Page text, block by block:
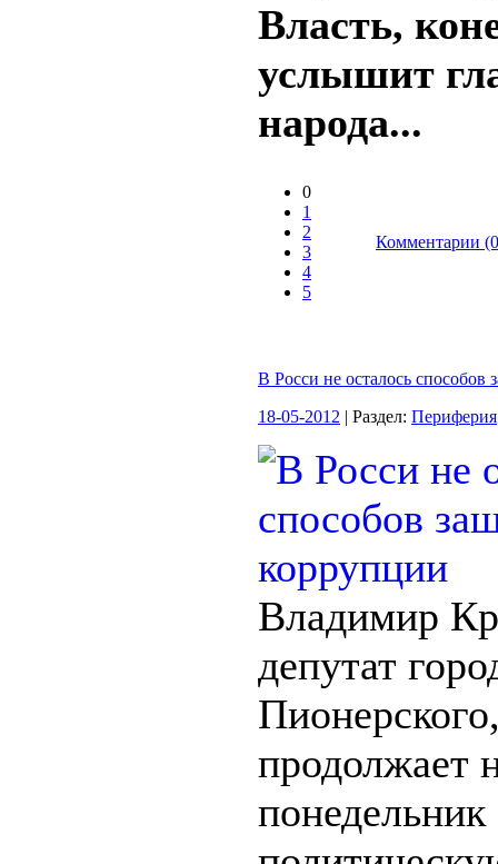
Власть,
услышит
народа...
0
1
2
3
4
5
Комментарии
В Росси не осталось способов
18-05-2012 | Раздел: Периферия
Владимир
депутат
продолжает
понедельник